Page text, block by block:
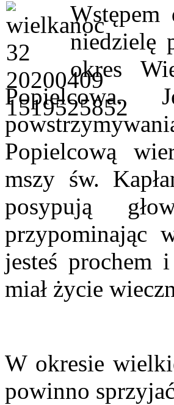
niedzielę
okres
Popielcową
mszy św.
posypują
jesteś prochem
miał życie
W okresie
powinno